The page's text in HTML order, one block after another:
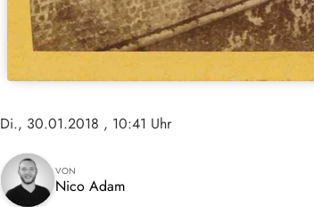
Di., 30.01.2018 , 10:41 Uhr
VON
Nico Adam